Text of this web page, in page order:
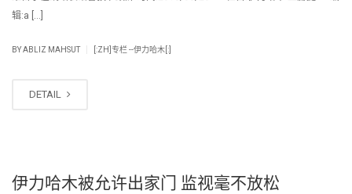
辑:a […]
BYABLIZ MAHSUT [:ZH]专栏 --伊力哈木[:]
DETAIL
伊力哈木被允许出家门 监视毫不放松